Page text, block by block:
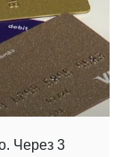
Через 3